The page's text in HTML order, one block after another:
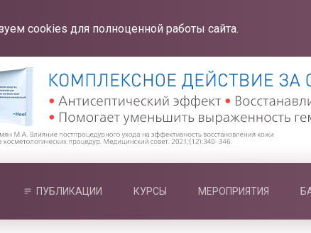
cookies для полноценной работы сайта.
ПУБЛИКАЦИИ КУРСЫ МЕРОПРИЯТИЯ